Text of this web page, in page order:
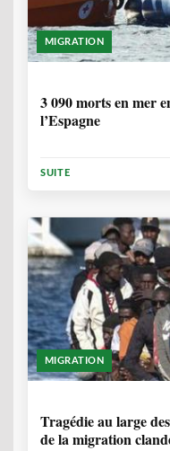
MIGRATION
3 090 morts en mer
l’Espagne
SUITE
MIGRATION
Tragédie au large
de la migration